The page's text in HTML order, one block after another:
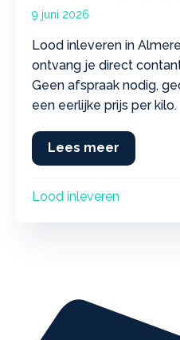
9 juni 2026
Lood inleveren in
ontvang je direct
Geen afspraak nodig,
een eerlijke prijs per kilo.
Lees meer
Lood inleveren